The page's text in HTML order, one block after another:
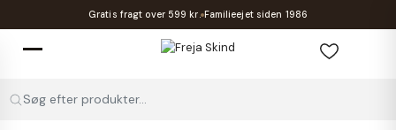
Gratis fragt over 599 kr. Familieejet siden 1986
Søg efter produkter...